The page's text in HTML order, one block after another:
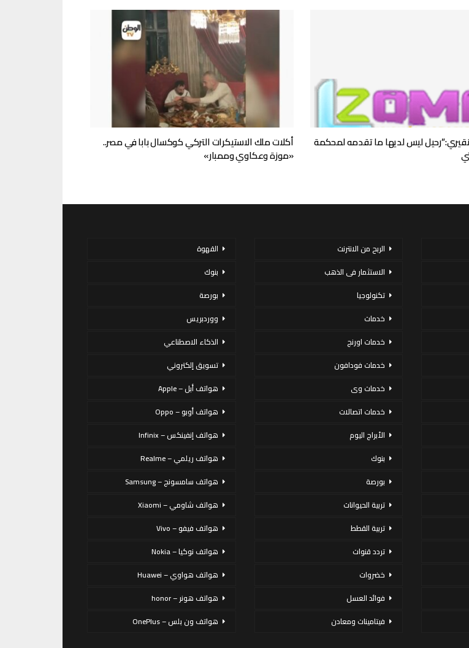
ليس لديها ما تقدمه لمحكمة أكلات ملك الاستيكرات التركي كوكسال بابا في مصر..
«موزة وعكاوي وممبار»
الربح من الانترنت
الاستثمار فى الذهب
تكنولوجيا
خدمات
خدمات اورنج
خدمات فودافون
خدمات وى
خدمات اتصالات
الأبراج اليوم
بنوك
بورصة
تربية الحيوانات
تربية القطط
تردد قنوات
خضروات
فوائد العسل
فيتامينات ومعادن
القهوة
بنوك
بورصة
ووردبريس
الذكاء الاصطناعي
تسويق إلكتروني
هواتف أبل – Apple
هواتف أوبو – Oppo
هواتف إنفينكس – Infinix
هواتف ريلمي – Realme
هواتف سامسونج – Samsung
هواتف شاومي – Xiaomi
هواتف فيفو – Vivo
هواتف نوكيا – Nokia
هواتف هواوي – Huawei
هواتف هونر – honor
هواتف ون بلس – OnePlus